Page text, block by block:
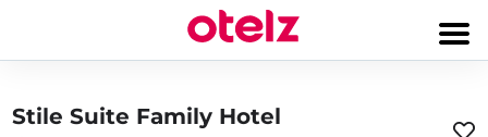
Stile Suite Family Hotel